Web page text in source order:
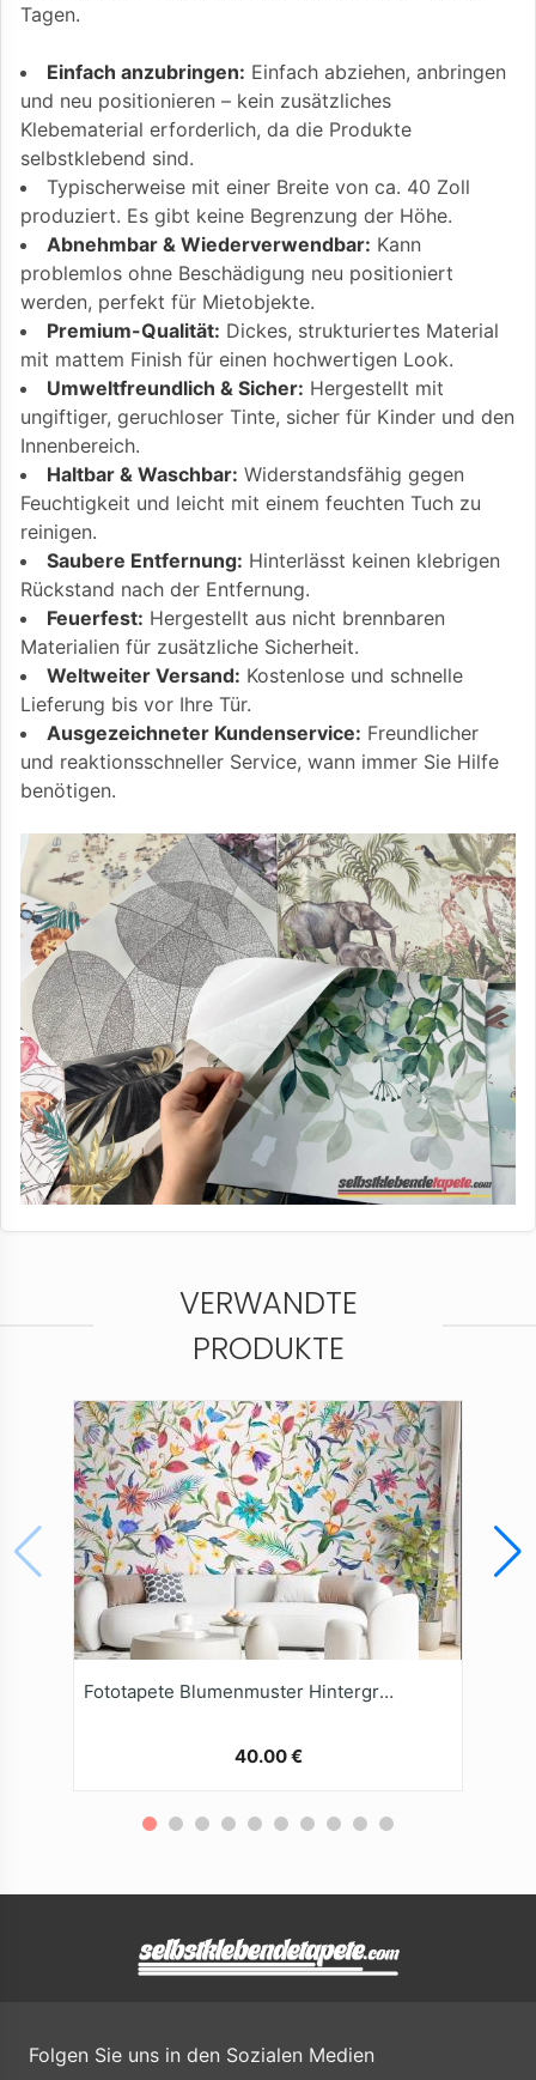
Tagen.
Einfach anzubringen: Einfach abziehen, anbringen
und neu positionieren – kein zusätzliches
Klebematerial erforderlich, da die Produkte
selbstklebend sind.
Typischerweise mit einer Breite von ca. 40 Zoll
produziert. Es gibt keine Begrenzung der Höhe.
Abnehmbar & Wiederverwendbar: Kann
problemlos ohne Beschädigung neu positioniert
werden, perfekt für Mietobjekte.
Premium-Qualität: Dickes, strukturiertes Material
mit mattem Finish für einen hochwertigen Look.
Umweltfreundlich & Sicher: Hergestellt mit
ungiftiger, geruchloser Tinte, sicher für Kinder und den
Innenbereich.
Haltbar & Waschbar: Widerstandsfähig gegen
Feuchtigkeit und leicht mit einem feuchten Tuch zu
reinigen.
Saubere Entfernung: Hinterlässt keinen klebrigen
Rückstand nach der Entfernung.
Feuerfest: Hergestellt aus nicht brennbaren
Materialien für zusätzliche Sicherheit.
Weltweiter Versand: Kostenlose und schnelle
Lieferung bis vor Ihre Tür.
Ausgezeichneter Kundenservice: Freundlicher
und reaktionsschneller Service, wann immer Sie Hilfe
benötigen.
VERWANDTE
PRODUKTE
Fototapete Blumenmuster Hintergrund
40.00 €
Folgen Sie uns in den Sozialen Medien